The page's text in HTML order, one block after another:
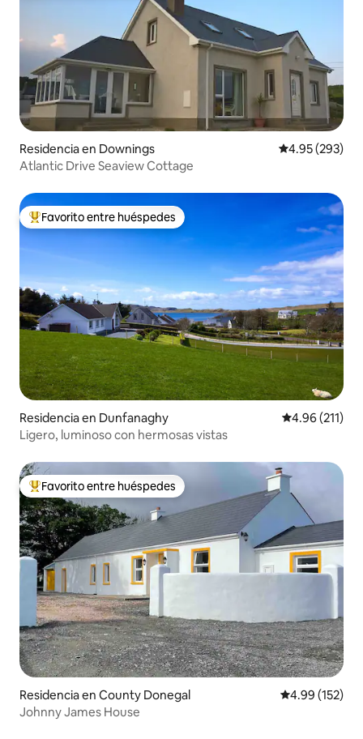
Residencia en Downings Calificación
4.95 (293)
Atlantic Drive Seaview Cottage
De los mejores en Favorito entre huéspedes
Favorito entre huéspedes
Residencia en Dunfanaghy Calificación
4.96 (211)
Ligero, luminoso con hermosas vistas
De los mejores en Favorito entre huéspedes
Favorito entre huéspedes
Residencia en County Donegal Calificación
4.99 (152)
Johnny James House